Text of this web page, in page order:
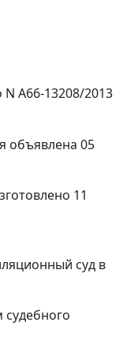
N А66-13208/2013
объявлена 05
11
суд в